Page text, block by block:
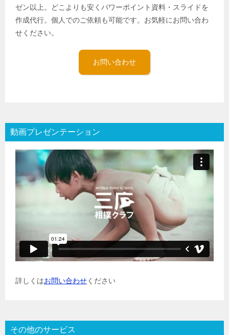
ゼン以上。どこよりも安くパワーポイント資料・スライドを
作成代行。個人でのご依頼も可能です。お気軽にお問い合わ
せください。
お問い合わせ
動画プレゼンテーション
詳しくはお問い合わせください
その他のサービス